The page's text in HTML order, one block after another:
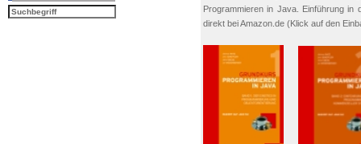
Programmieren in Java. Einführung in
direkt bei Amazon.de (Klick auf den